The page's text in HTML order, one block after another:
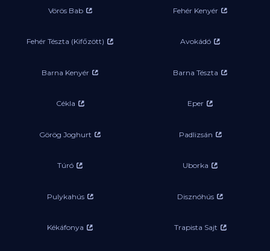
Vörös Bab Fehér Kenyér
Fehér Tészta (Kifőzött) Avokádó
Barna Kenyér Barna Tészta
Cékla Eper
Görög Joghurt Padlizsán
Túró Uborka
Pulykahús Disznóhús
Kékáfonya Trapista Sajt